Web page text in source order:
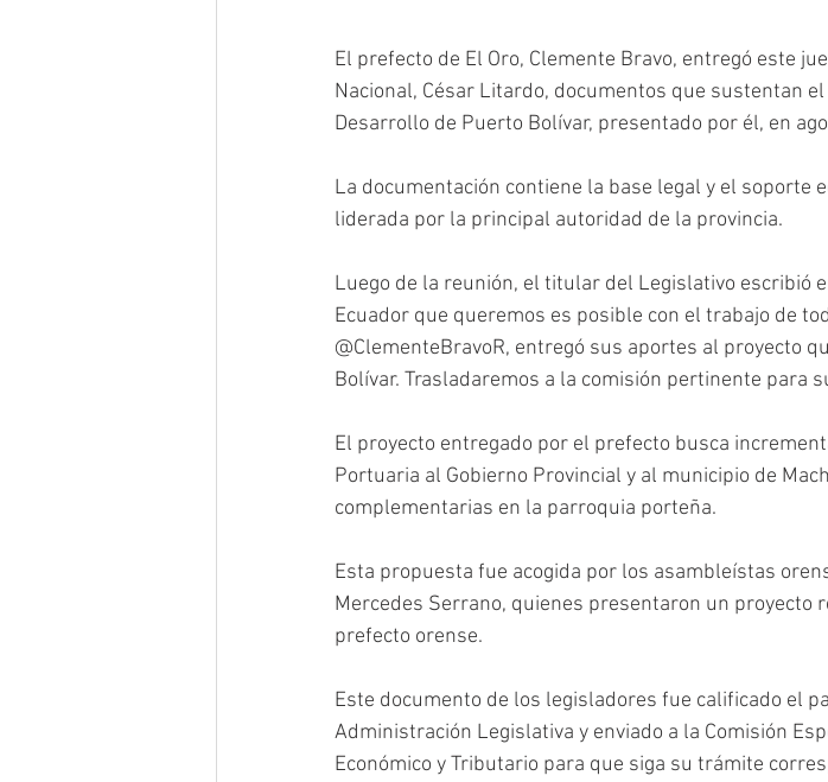
El prefecto de El Oro, Clemente Bravo, entregó este
Nacional, César Litardo, documentos que sustentan
Desarrollo de Puerto Bolívar, presentado por él, en
La documentación contiene la base legal y el soporte
liderada por la principal autoridad de la provincia.
Luego de la reunión, el titular del Legislativo escribió
Ecuador que queremos es posible con el trabajo de
@ClementeBravoR, entregó sus aportes al proyecto
Bolívar. Trasladaremos a la comisión pertinente para
El proyecto entregado por el prefecto busca
Portuaria al Gobierno Provincial y al municipio de
complementarias en la parroquia porteña.
Esta propuesta fue acogida por los asambleístas
Mercedes Serrano, quienes presentaron un proyecto
prefecto orense.
Este documento de los legisladores fue calificado el
Administración Legislativa y enviado a la Comisión
Económico y Tributario para que siga su trámite